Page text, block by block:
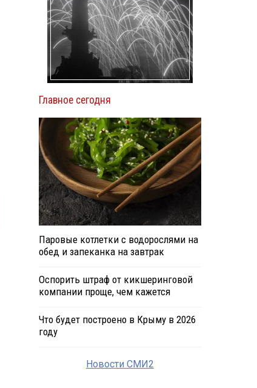
Главное сегодня
Паровые котлетки с водорослями на
обед и запеканка на завтрак
Оспорить штраф от кикшеринговой
компании проще, чем кажется
Что будет построено в Крыму в 2026
году
Новости СМИ2